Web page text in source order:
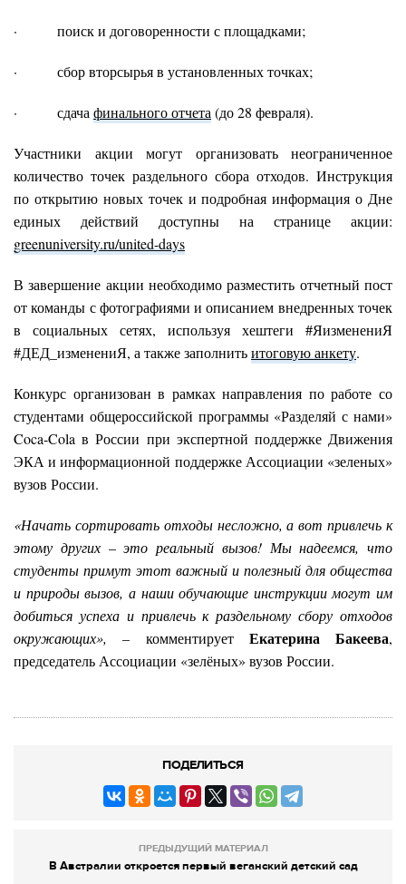
· поиск и договоренности с площадками;
· сбор вторсырья в установленных точках;
· сдача финального отчета (до 28 февраля).
Участники акции могут организовать неограниченное
количество точек раздельного сбора отходов. Инструкция
по открытию новых точек и подробная информация о Дне
единых действий доступны на странице акции:
greenuniversity.ru/united-days
В завершение акции необходимо разместить отчетный пост
от команды с фотографиями и описанием внедренных точек
в социальных сетях, используя хештеги #ЯизменениЯ
#ДЕД_изменениЯ, а также заполнитьитоговую анкету.
Конкурс организован в рамках направления по работе со
студентами общероссийской программы «Разделяй с нами»
Coca-Cola в России при экспертной поддержке Движения
ЭКА и информационной поддержке Ассоциации «зеленых»
вузов России.
«Начать сортировать отходы несложно, а вот привлечь к
этому других –это реальный вызов! Мы надеемся, что
студенты примут этот важный и полезный для общества
и природы вызов, а наши обучающие инструкции могут им
добиться успеха и привлечь к раздельному сбору отходов
окружающих», – комментирует Екатерина Бакеева,
председатель Ассоциации «зелёных» вузов России.
ПОДЕЛИТЬСЯ
ПРЕДЫДУЩИЙ МАТЕРИАЛ
В Австралии откроется первый веганский детский сад